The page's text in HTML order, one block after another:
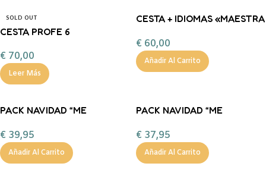
SOLD OUT
CESTA PROFE 6
€ 70,00
Leer Más
CESTA + IDIOMAS «MAESTRA
PERSONALIZADA 4
€ 60,00
Añadir Al Carrito
PACK NAVIDAD “ME
ESTE AÑO” PERSONALIZADO
con taza metálica
€ 39,95
Añadir Al Carrito
PACK NAVIDAD “ME
ESTE AÑO” PERSONALIZADO
con taza cerámica
€ 37,95
Añadir Al Carrito